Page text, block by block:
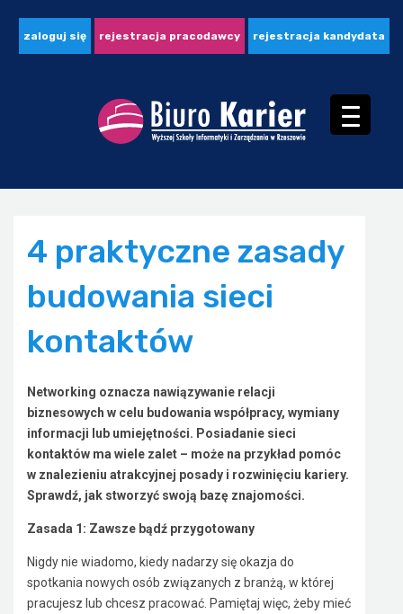
zaloguj się rejestracja pracodawcy rejestracja kandydata
4 praktyczne zasady
budowania sieci
kontaktów
Networking oznacza nawiązywanie relacji
biznesowych w celu budowania współpracy, wymiany
informacji lub umiejętności. Posiadanie sieci
kontaktów ma wiele zalet – może na przykład pomóc
w znalezieniu atrakcyjnej posady i rozwinięciu kariery.
Sprawdź, jak stworzyć swoją bazę znajomości.
Zasada 1: Zawsze bądź przygotowany
Nigdy nie wiadomo, kiedy nadarzy się okazja do
spotkania nowych osób związanych z branżą, w której
pracujesz lub chcesz pracować. Pamiętaj więc, żeby mieć